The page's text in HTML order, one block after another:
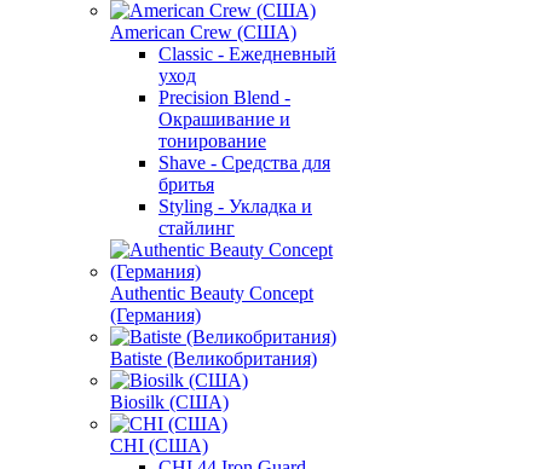
American Crew (США)
Classic - Ежедневный
уход
Precision Blend -
Окрашивание и
тонирование
Shave - Средства для
бритья
Styling - Укладка и
стайлинг
Authentic Beauty Concept
(Германия)
Batiste (Великобритания)
Biosilk (США)
CHI (США)